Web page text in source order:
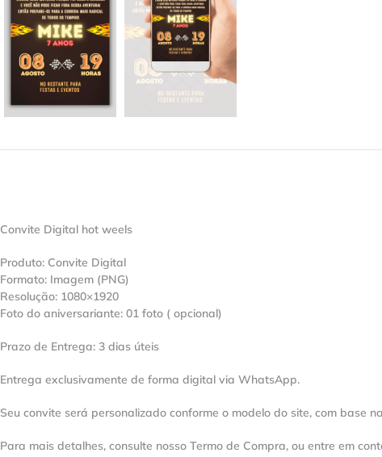
Convite Digital hot weels
Produto: Convite Digital
Formato: Imagem (PNG)
Resolução: 1080×1920
Foto do aniversariante: 01 foto ( opcional)
Prazo de Entrega: 3 dias úteis
Entrega exclusivamente de forma digital via WhatsApp.
Seu convite será personalizado conforme o modelo do site, com base
Para mais detalhes, consulte nosso Termo de Compra, ou entre em